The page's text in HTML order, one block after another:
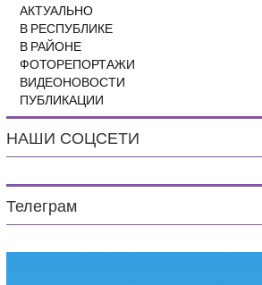
АКТУАЛЬНО
В РЕСПУБЛИКЕ
В РАЙОНЕ
ФОТОРЕПОРТАЖИ
ВИДЕОНОВОСТИ
ПУБЛИКАЦИИ
НАШИ СОЦСЕТИ
Телеграм